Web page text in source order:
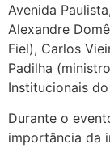
Avenida
Alexandre
Fiel), Carlos
Padilha
Institucionais
Durante o
importância da